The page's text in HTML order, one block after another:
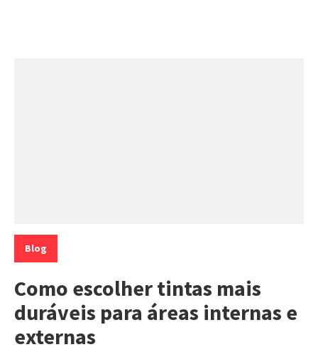
Categorias:
Blog
Como escolher tintas mais
duráveis para áreas internas e
externas